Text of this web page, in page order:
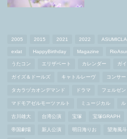
2005 2015 2021 2022
exlat HappyBirthday Magazine
うたコン エリザベート カレンダー ガ
ガイズ＆ドールズ キャトルレーヴ コンサー
タカラヅカオンデマンド ドラマ フェルゼン
マドモアゼルモーツァルト ミュージカル ル
古川雄大 台湾公演 宝塚 宝塚GRAPH
帝国劇場 新人公演 明日海りお 望海風斗